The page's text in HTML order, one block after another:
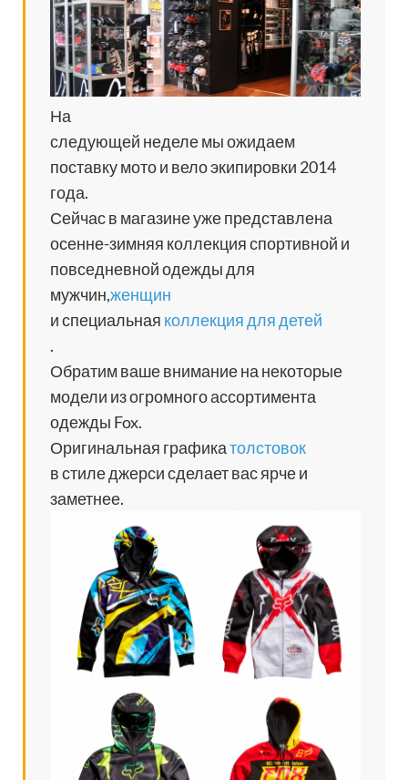
На
следующей неделе мы ожидаем
поставку мото и вело экипировки 2014
года.
Сейчас в магазине уже представлена
осенне-зимняя коллекция спортивной и
повседневной одежды для
мужчин,женщин
и специальная коллекция для детей
.
Обратим ваше внимание на некоторые
модели из огромного ассортимента
одежды Fox.
Оригинальная графикатолстовок
в стиле джерси сделает вас ярче и
заметнее.